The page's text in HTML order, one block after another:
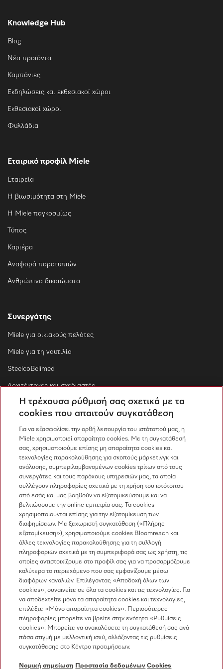
Knowledge Hub
Blog
Νέα προϊόντα
Καμπάνιες
Εκδηλώσεις και εκθεσιακοί χώροι
Εκθεσιακοί χώροι
Φυλλάδια
Εταιρικό προφίλ Miele
Εταιρεία
Η βιωσιμότητα στη Miele
Η Miele παγκοσμίως
Τύπος
Καριέρα
Αναφορά παρατυπιών
Ανθρώπινα δικαιώματα
Συνεργάτης
Miele για οικιακούς πελάτες
Miele για τη ναυτιλία
SteelcoBelimed
Αρχιτέκτονες και σχεδιαστές
Για εμπορικούς συνεργάτες
Επικοινωνία
Επισκόπηση επικοινωνίας
Πωλήσεις
210 6794444
Εξυπηρέτηση πελατών
210 6794444
Ακολουθήστε τη Miele Professional
Η τρέχουσα ρύθμισή σας σχετικά με τα
cookies που απαιτούν συγκατάθεση
Για να εξασφαλίσει την ορθή λειτουργία του ιστότοπού μας, η
Miele χρησιμοποιεί απαραίτητα cookies. Με τη συγκατάθεσή
σας, χρησιμοποιούμε επίσης μη απαραίτητα cookies και
τεχνολογίες παρακολούθησης για σκοπούς μάρκετινγκ και
ανάλυσης, συμπεριλαμβανομένων cookies τρίτων από τους
συνεργάτες και τους παρόχους υπηρεσιών μας, τα οποία
συλλέγουν πληροφορίες σχετικά με τη χρήση του ιστότοπου
από εσάς και μας βοηθούν να εξατομικεύσουμε και να
βελτιώσουμε την online εμπειρία σας. Τα cookies
χρησιμοποιούνται επίσης για την εξατομίκευση των
διαφημίσεων. Με ξεχωριστή συγκατάθεση («Πλήρης
εξατομίκευση»), χρησιμοποιούμε cookies Bloomreach και
άλλες τεχνολογίες παρακολούθησης για τη συλλογή
πληροφοριών σχετικά με τη συμπεριφορά σας ως χρήστη, τις
οποίες αντιστοιχίζουμε στο προφίλ σας για να προσαρμόζουμε
καλύτερα το περιεχόμενο που σας εμφανίζουμε μέσω
διαφόρων καναλιών. Επιλέγοντας «Αποδοχή όλων των
cookies», συναινείτε σε όλα τα cookies και τις τεχνολογίες. Για
να αποδεχτείτε μόνο τα απαραίτητα cookies και τεχνολογίες,
επιλέξτε «Μόνο απαραίτητα cookies». Περισσότερες
πληροφορίες μπορείτε να βρείτε στην ενότητα «Ρυθμίσεις
cookies». Μπορείτε να ανακαλέσετε τη συγκατάθεσή σας ανά
πάσα στιγμή με μελλοντική ισχύ, αλλάζοντας τις ρυθμίσεις
συγκατάθεσης στο Κέντρο προτιμήσεων.
Νομική σημείωση Προστασία δεδομένων Cookies